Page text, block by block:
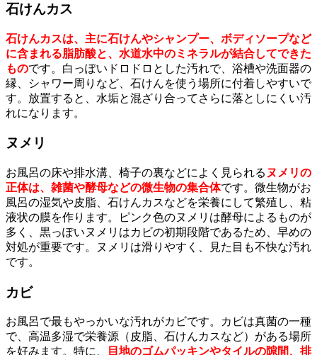
石けんカス
石けんカスは、主に石けんやシャンプー、ボディソープなど
に含まれる脂肪酸と、水道水中のミネラルが結合してできた
ものです。白っぽいドロドロとした汚れで、浴槽や洗面器の
縁、シャワー周りなど、石けんを使う場所に付着しやすいで
す。放置すると、水垢と混ざり合ってさらに落としにくい汚
れになります。
ヌメリ
お風呂の床や排水溝、椅子の裏などによく見られる ヌメリの
正体は、雑菌や酵母などの微生物の集合体です。微生物がお
風呂の湿気や皮脂、石けんカスなどを栄養にして繁殖し、粘
液状の膜を作ります。ピンク色のヌメリは酵母によるものが
多く、黒っぽいヌメリはカビの初期段階であるため、早めの
対処が重要です。ヌメリは滑りやすく、見た目も不快な汚れ
です。
カビ
お風呂で最もやっかいな汚れがカビです。カビは真菌の一種
で、高温多湿で栄養源（皮脂、石けんカスなど）がある場所
を好みます。特に、
目地のゴムパッキンやタイルの隙間、排